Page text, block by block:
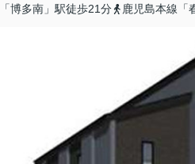
博多南」駅徒歩21分
鹿児島本線「